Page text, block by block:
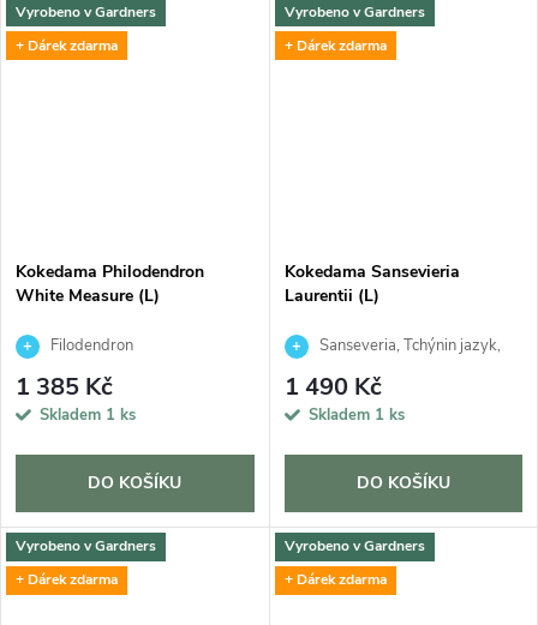
Vyrobeno v Gardners
+ Dárek zdarma
Kokedama Philodendron
White Measure (L)
Filodendron
1 385 Kč
Skladem 1 ks
DO KOŠÍKU
Vyrobeno v Gardners
+ Dárek zdarma
Kokedama Sansevieria
Laurentii (L)
Sanseveria, Tchýnin jazyk,
Tenura
1 490 Kč
Skladem 1 ks
DO KOŠÍKU
Vyrobeno v Gardners
+ Dárek zdarma
Vyrobeno v Gardners
+ Dárek zdarma